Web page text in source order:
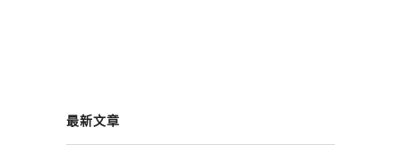
最新文章